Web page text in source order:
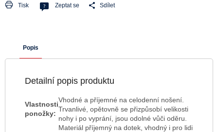
Tisk Zeptat se Sdílet
Popis
Detailní popis produktu
Vlastnosti
ponožky:
Vhodné a příjemné na celodenní nošení.
Trvanlivé, opětovně se přizpůsobí velikosti
nohy i po vyprání, jsou odolné vůči oděru.
Materiál příjemný na dotek, vhodný i pro lidi